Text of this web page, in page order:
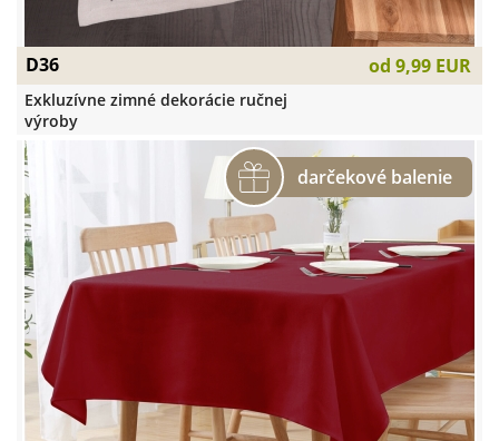
D36 od 9,99 EUR
Exkluzívne zimné dekorácie ručnej
výroby